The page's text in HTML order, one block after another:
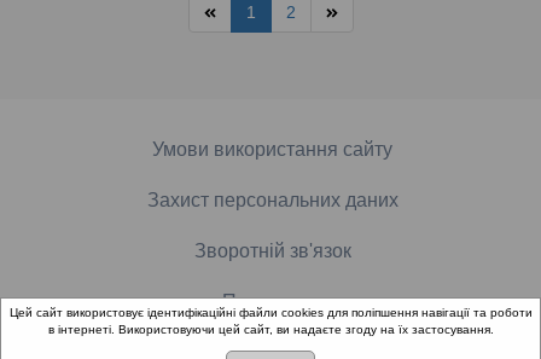
1 2
Умови використання сайту
Захист персональних даних
Зворотній зв'язок
Про проект
Контакти
Цей сайт використовує ідентифікаційні файли cookies для поліпшення навігації та роботи
в інтернеті. Використовуючи цей сайт, ви надаєте згоду на їх застосування.